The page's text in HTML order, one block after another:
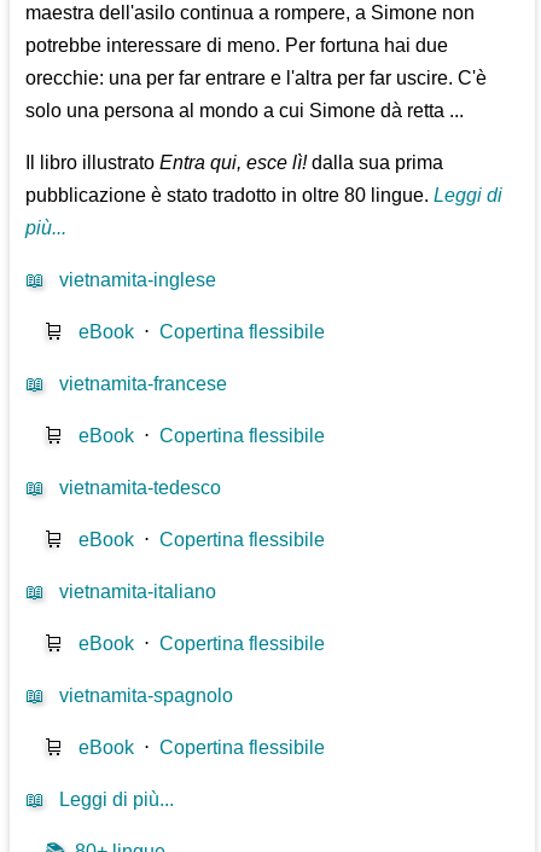
maestra dell'asilo continua a rompere, a Simone non
potrebbe interessare di meno. Per fortuna hai due
orecchie: una per far entrare e l'altra per far uscire. C'è
solo una persona al mondo a cui Simone dà retta ...
Il libro illustratoEntra qui, esce lì!dalla sua prima
pubblicazione è stato tradotto in oltre 80 lingue.Leggi di
più...
📖 vietnamita-inglese
🛒 eBook ⋅Copertina flessibile
📖 vietnamita-francese
🛒 eBook ⋅Copertina flessibile
📖 vietnamita-tedesco
🛒 eBook ⋅Copertina flessibile
📖 vietnamita-italiano
🛒 eBook ⋅Copertina flessibile
📖 vietnamita-spagnolo
🛒 eBook ⋅Copertina flessibile
📖 Leggi di più...